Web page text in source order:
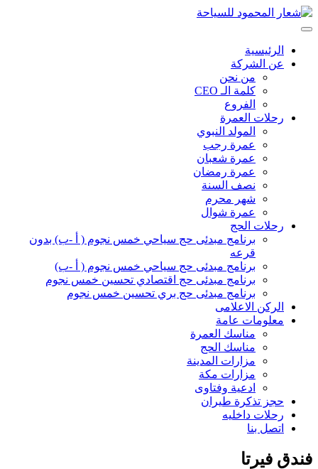
الرئيسية
عن الشركة
من نحن
كلمة الـ CEO
الفروع
رحلات العمرة
المولد النبوي
عمرة رجب
عمرة شعبان
عمرة رمضان
نصف السنة
شهر محرم
عمرة شوال
رحلات الحج
برنامج مبدئى حج سياحي خمس نجوم ( أ -ب) بدون
قرعه
برنامج مبدئى حج سياحي خمس نجوم ( أ -ب)
برنامج مبدئى حج اقتصادي تحسين خمس نجوم
برنامج مبدئى حج بري تحسين خمس نجوم
الركن الاعلامى
معلومات عامة
مناسك العمرة
مناسك الحج
مزارات المدينة
مزارات مكة
ادعية وفتاوى
حجز تذكرة طيران
رحلات داخليه
اتصل بنا
فندق فيرتا